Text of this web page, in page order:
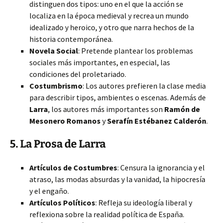
distinguen dos tipos: uno en el que la acción se
localiza en la época medieval y recrea un mundo
idealizado y heroico, y otro que narra hechos de la
historia contemporánea.
Novela Social: Pretende plantear los problemas
sociales más importantes, en especial, las
condiciones del proletariado.
Costumbrismo: Los autores prefieren la clase media
para describir tipos, ambientes o escenas. Además de
Larra, los autores más importantes son Ramón de
Mesonero Romanos ySerafín Estébanez Calderón.
5. La Prosa de Larra
Artículos de Costumbres: Censura la ignorancia y el
atraso, las modas absurdas y la vanidad, la hipocresía
y el engaño.
Artículos Políticos: Refleja su ideología liberal y
reflexiona sobre la realidad política de España.